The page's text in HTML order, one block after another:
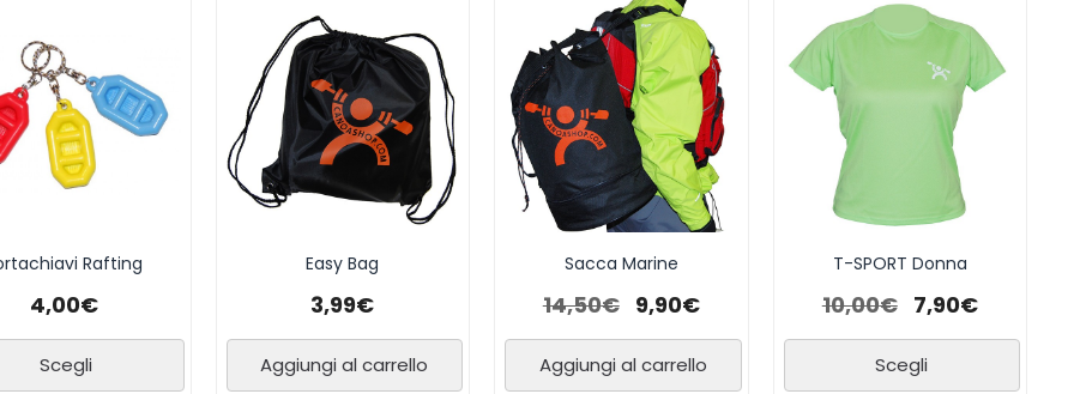
Rafting
4,00€
Scegli
Easy Bag
3,99€
Aggiungi al carrello
Sacca Marine
14,50€ 9,90€
Aggiungi al carrello
T-SPORT Donna
10,00€ 7,90€
Scegli